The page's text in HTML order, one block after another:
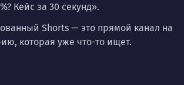
Кейс за 30 секунд».
Shorts — это прямой канал на
которая уже что-то ищет.